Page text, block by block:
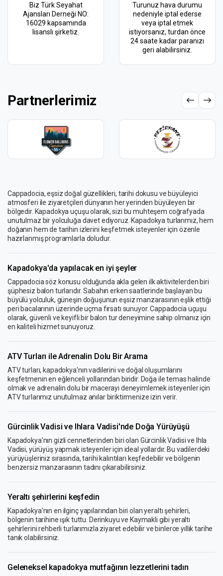
Biz Türk Seyahat
Ajansları Derneği NO:
16029 kapsamında
lisanslı şirketiz.
Turunuz hava durumu
nedeniyle iptal ederse
veya iptal etmek
istiyorsanız, turdan önce
24 saate kadar paranızı
geri alabilirsiniz.
Partnerlerimiz
Cappadocia, eşsiz doğal güzellikleri, tarihi dokusu ve büyüleyici
atmosferi ile ziyaretçileri dünyanın her yerinden büyüleyen bir
bölgedir. Kapadokya uçuşu olarak, sizi bu muhteşem coğrafyada
unutulmaz bir yolculuğa davet ediyoruz. Kapadokya turlarımız, hem
doğanın hem de tarihin izlerini keşfetmek isteyenler için özenle
hazırlanmış programlarla doludur.
Kapadokya'da yapılacak en iyi şeyler
Cappadocia söz konusu olduğunda akla gelen ilk aktivitelerden biri
şüphesiz balon turlarıdır. Sabahın erken saatlerinde başlayan bu
büyülü yolculuk, güneşin doğuşunun eşsiz manzarasının eşlik ettiği
peri bacalarının üzerinde uçma fırsatı sunuyor. Cappadocia uçuşu
olarak, güvenli ve keyifli bir balon tur deneyimine sahip olmanız için
en kaliteli hizmet sunuyoruz.
ATV Turları ile Adrenalin Dolu Bir Arama
ATV turları, kapadokya'nın vadilerini ve doğal oluşumlarını
keşfetmenin en eğlenceli yollarından biridir. Doğa ile temas halinde
olmak ve adrenalin dolu bir macerayı deneyimlemek isteyenler için
ATV turlarımız unutulmaz anılar biriktirmenize izin verir.
Gürcinlik Vadisi ve Ihlara Vadisi'nde Doğa Yürüyüşü
Kapadokya'nın gizli cennetlerinden biri olan Gürcinlik Vadisi ve Ihla
Vadisi, yürüyüş yapmak isteyenler için ideal yollardır. Bu vadilerdeki
yürüyüşleriniz sırasında, tarihi kalıntıları keşfedebilir ve bölgenin
benzersiz manzarasının tadını çıkarabilirsiniz.
Yeraltı şehirlerini keşfedin
Kapadokya'nın en ilginç yapılarından biri olan yeraltı şehirleri,
bölgenin tarihine ışık tuttu. Derinkuyu ve Kaymakli gibi yeraltı
şehirlerini rehberli turlarımızla ziyaret edebilir ve binlerce yıllık tarihe
tanık olabilirsiniz.
Geleneksel kapadokya mutfağının lezzetlerini tadın